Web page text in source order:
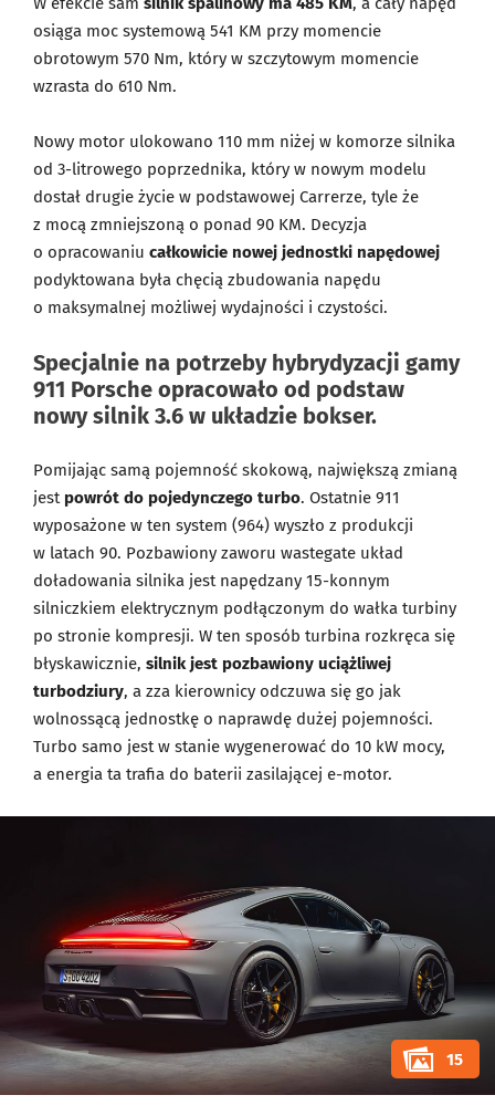
osiąga moc systemową 541 KM przy momencie
obrotowym 570 Nm, który w szczytowym momencie
wzrasta do 610 Nm.
Nowy motor ulokowano 110 mm niżej w komorze silnika
od 3-litrowego poprzednika, który w nowym modelu
dostał drugie życie w podstawowej Carrerze, tyle że
z mocą zmniejszoną o ponad 90 KM. Decyzja
o opracowaniu całkowicie nowej jednostki napędowej
podyktowana była chęcią zbudowania napędu
o maksymalnej możliwej wydajności i czystości.
Specjalnie na potrzeby hybrydyzacji gamy
911 Porsche opracowało od podstaw
nowy silnik 3.6 w układzie bokser.
Pomijając samą pojemność skokową, największą zmianą
jest powrót do pojedynczego turbo. Ostatnie 911
wyposażone w ten system (964) wyszło z produkcji
w latach 90. Pozbawiony zaworu wastegate układ
doładowania silnika jest napędzany 15-konnym
silniczkiem elektrycznym podłączonym do wałka turbiny
po stronie kompresji. W ten sposób turbina rozkręca się
błyskawicznie, silnik jest pozbawiony uciążliwej
turbodziury, a zza kierownicy odczuwa się go jak
wolnossącą jednostkę o naprawdę dużej pojemności.
Turbo samo jest w stanie wygenerować do 10 kW mocy,
a energia ta trafia do baterii zasilającej e-motor.
15